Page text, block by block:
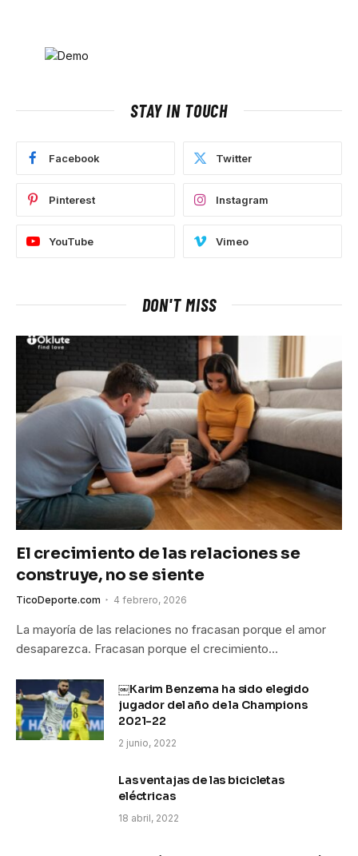
STAY IN TOUCH
Facebook Twitter
Pinterest Instagram
YouTube Vimeo
DON'T MISS
El crecimiento de las relaciones se
construye, no se siente
TicoDeporte.com 4 febrero, 2026
La mayoría de las relaciones no fracasan porque el amor
desaparezca. Fracasan porque el crecimiento…
￼Karim Benzema ha sido elegido
jugador del año de la Champions
2021-22
2 junio, 2022
Las ventajas de las bicicletas
eléctricas
18 abril, 2022